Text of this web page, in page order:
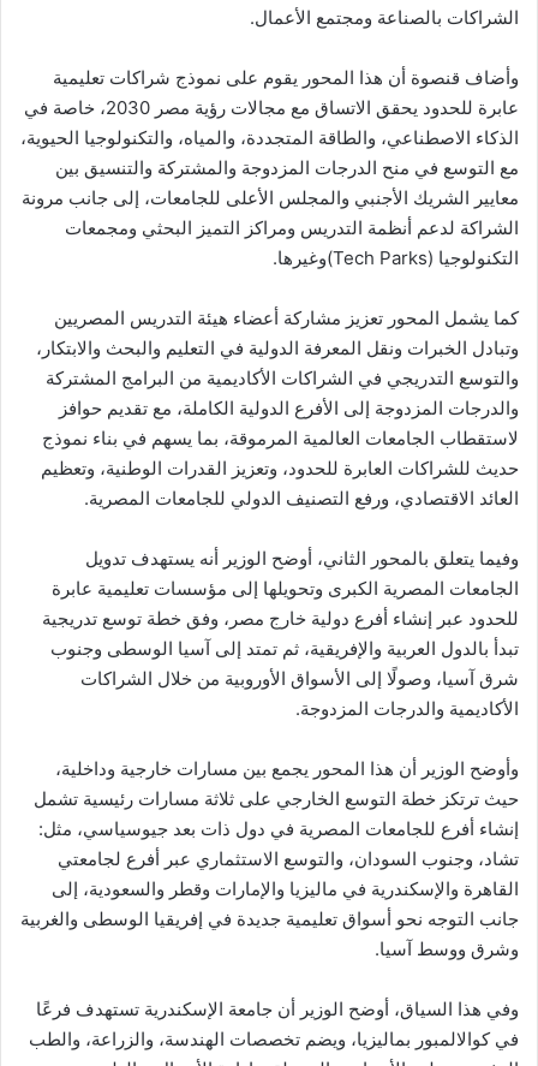
الشراكات بالصناعة ومجتمع الأعمال.
وأضاف قنصوة أن هذا المحور يقوم على نموذج شراكات تعليمية
عابرة للحدود يحقق الاتساق مع مجالات رؤية مصر 2030، خاصة في
الذكاء الاصطناعي، والطاقة المتجددة، والمياه، والتكنولوجيا الحيوية،
مع التوسع في منح الدرجات المزدوجة والمشتركة والتنسيق بين
معايير الشريك الأجنبي والمجلس الأعلى للجامعات، إلى جانب مرونة
الشراكة لدعم أنظمة التدريس ومراكز التميز البحثي ومجمعات
التكنولوجيا (Tech Parks)وغيرها.
كما يشمل المحور تعزيز مشاركة أعضاء هيئة التدريس المصريين
وتبادل الخبرات ونقل المعرفة الدولية في التعليم والبحث والابتكار،
والتوسع التدريجي في الشراكات الأكاديمية من البرامج المشتركة
والدرجات المزدوجة إلى الأفرع الدولية الكاملة، مع تقديم حوافز
لاستقطاب الجامعات العالمية المرموقة، بما يسهم في بناء نموذج
حديث للشراكات العابرة للحدود، وتعزيز القدرات الوطنية، وتعظيم
العائد الاقتصادي، ورفع التصنيف الدولي للجامعات المصرية.
وفيما يتعلق بالمحور الثاني، أوضح الوزير أنه يستهدف تدويل
الجامعات المصرية الكبرى وتحويلها إلى مؤسسات تعليمية عابرة
للحدود عبر إنشاء أفرع دولية خارج مصر، وفق خطة توسع تدريجية
تبدأ بالدول العربية والإفريقية، ثم تمتد إلى آسيا الوسطى وجنوب
شرق آسيا، وصولًا إلى الأسواق الأوروبية من خلال الشراكات
الأكاديمية والدرجات المزدوجة.
وأوضح الوزير أن هذا المحور يجمع بين مسارات خارجية وداخلية،
حيث ترتكز خطة التوسع الخارجي على ثلاثة مسارات رئيسية تشمل
إنشاء أفرع للجامعات المصرية في دول ذات بعد جيوسياسي، مثل:
تشاد، وجنوب السودان، والتوسع الاستثماري عبر أفرع لجامعتي
القاهرة والإسكندرية في ماليزيا والإمارات وقطر والسعودية، إلى
جانب التوجه نحو أسواق تعليمية جديدة في إفريقيا الوسطى والغربية
وشرق ووسط آسيا.
وفي هذا السياق، أوضح الوزير أن جامعة الإسكندرية تستهدف فرعًا
في كوالالمبور بماليزيا، ويضم تخصصات الهندسة، والزراعة، والطب